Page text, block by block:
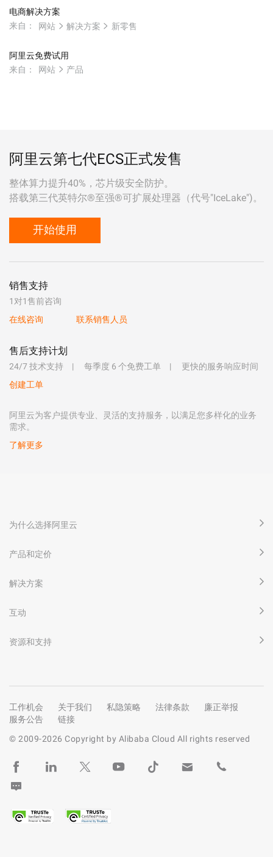
电商解决方案
来自：
网站 解决方案 新零售
阿里云免费试用
来自：
网站 产品
阿里云第七代ECS正式发售
整体算力提升40%，芯片级安全防护。
搭载第三代英特尔®至强®可扩展处理器（代号"IceLake")。
开始使用
销售支持
1对1售前咨询
在线咨询
联系销售人员
售后支持计划
24/7 技术支持 每季度 6 个免费工单
更快的服务响应时间
创建工单
阿里云为客户提供专业、灵活的支持服务，以满足您多样化的业务
需求。
了解更多
为什么选择阿里云
产品和定价
解决方案
互动
资源和支持
工作机会 关于我们 私隐策略 法律条款
廉正举报
服务公告
链接
© 2009-2026 Copyright by Alibaba Cloud All rights reserved